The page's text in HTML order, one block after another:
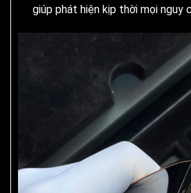
giúp phát hiện kịp thời mọi nguy